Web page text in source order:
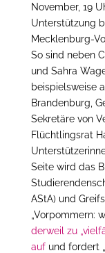
November, 19
Unterstützung
Mecklenburg-
So sind neben
und Sahra
beispielsweise
Brandenburg,
Sekretäre von
Flüchtlingsrat
Seite wird das
AStA) und
„Vorpommern:
derweil zu
aufund fordert